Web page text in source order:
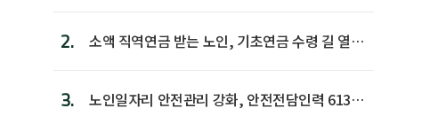
2.
소액 직역연금 받는 노인, 기초연금 수령 길 열린
3.
노인일자리 안전관리 강화, 안전전담인력 613명